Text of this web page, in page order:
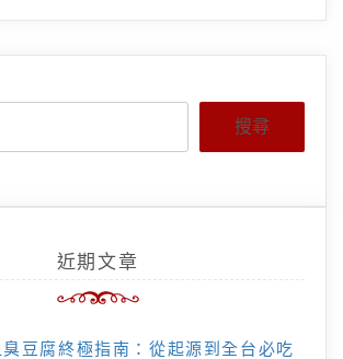
搜尋
近期文章
臭豆腐終極指南：從起源到全台必吃